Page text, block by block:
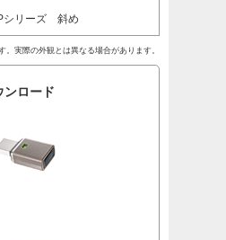
シリーズ 斜め
実際の外観とは異なる場合があります。
ンロード